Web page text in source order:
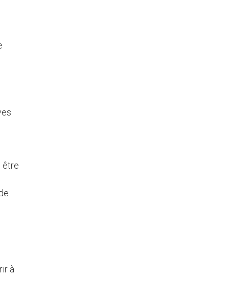
être
à